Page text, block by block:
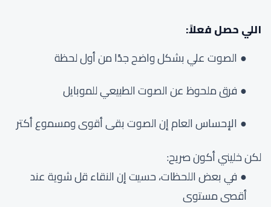
اللي حصل فعلاً:
الصوت علي بشكل واضح جدًا من أول لحظة
فرق ملحوظ عن الصوت الطبيعي للموبايل
الإحساس العام إن الصوت بقى أقوى ومسموع أكتر
لكن خليني أكون صريح:
في بعض اللحظات، حسيت إن النقاء قل شوية عند
أقصى مستوى